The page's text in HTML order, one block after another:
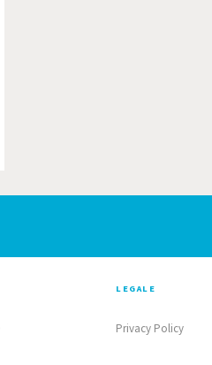
LEGALE
Privacy Policy